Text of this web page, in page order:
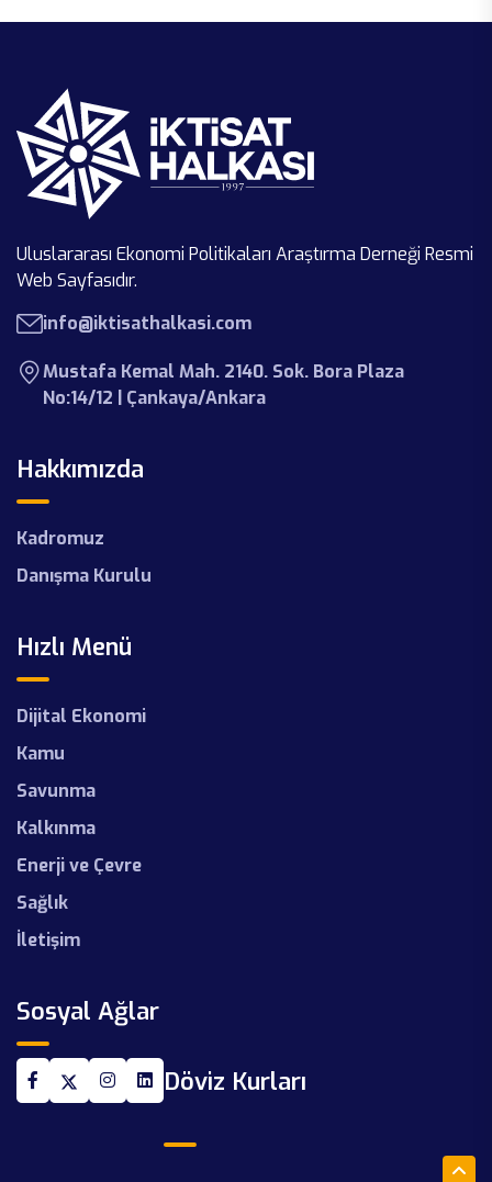
Küresel Ekonomiye Bakış Paneli
Gazze Çalıştayı
EKONOMİ KÖYÜ ANKARA'DA
KURULDU!
SEPIP 2025’te Yer Aldık
İktisat Halkası Akademi-I Programı
İlham Günleri Etkinlikleri
Medya Okuryazarlığı Gençlik Forumu
Gerçekleşti
Başlıyor!
İktisat Halkası SEPIP 2025’te!
Empowered Media Navigators
Projemiz Başlıyor!
İktisat Halkası Akademi-I
İktisat Halkası Güz Staj Ve Eğitim
Programı
Yenilenen Web Sayfamız Yayında!
Uluslararası Ekonomi Politikaları Araştırma Derneği Resmi
Web Sayfasıdır.
info@iktisathalkasi.com
Mustafa Kemal Mah. 2140. Sok. Bora Plaza
No:14/12 | Çankaya/Ankara
Hakkımızda
Kadromuz
Danışma Kurulu
Hızlı Menü
Dijital Ekonomi
Kamu
Savunma
Kalkınma
Enerji ve Çevre
Sağlık
İletişim
Sosyal Ağlar
Döviz Kurları